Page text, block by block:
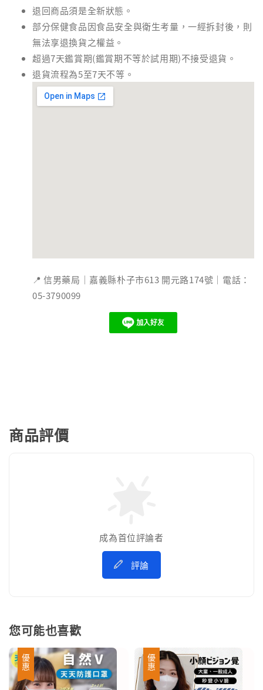
退回商品須是全新狀態。
部分保健食品因食品安全與衛生考量，一經拆封後，則
無法享退換貨之權益。
超過7天鑑賞期(鑑賞期不等於試用期)不接受退貨。
退貨流程為5至7天不等。
📍 信男藥局｜嘉義縣朴子市613 開元路174號｜電話：
05-3790099
商品評價
成為首位評論者
評論
您可能也喜歡
優惠 優惠